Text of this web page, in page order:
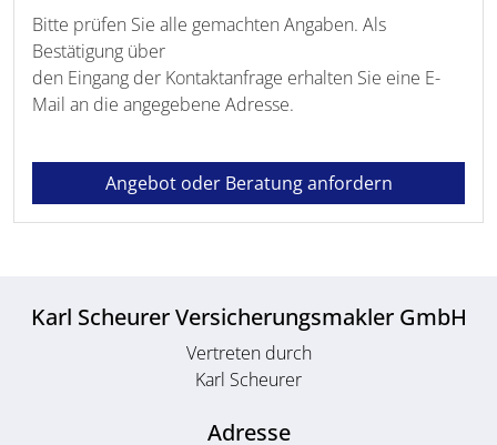
Bitte prüfen Sie alle gemachten Angaben. Als
Bestätigung über
den Eingang der Kontaktanfrage erhalten Sie eine E-
Mail an die angegebene Adresse.
Angebot oder Beratung anfordern
Karl Scheurer Versicherungsmakler GmbH
Vertreten durch
Karl Scheurer
Adresse